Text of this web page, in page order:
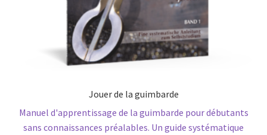
Jouer de la guimbarde
Manuel d'apprentissage de la guimbarde pour débutants
sans connaissances préalables. Un guide systématique